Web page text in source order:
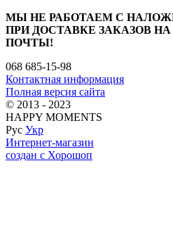
МЫ НЕ РАБОТАЕМ С
ПРИ ДОСТАВКЕ ЗАКАЗОВ
ПОЧТЫ!
068 685-15-98
Контактная информация
Полная версия сайта
© 2013 - 2023
HAPPY MOMENTS
Рус Укр
Интернет-магазин
создан с Хорошоп